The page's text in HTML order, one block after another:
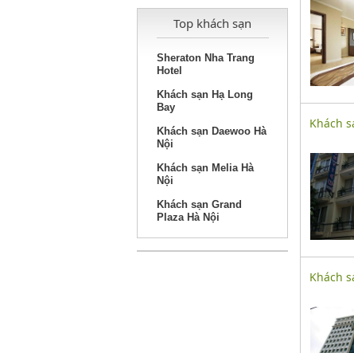
Top khách sạn
Sheraton Nha Trang
Hotel
Khách sạn Hạ Long
Bay
Khách sạn Daewoo Hà
Nội
Khách sạn Melia Hà
Nội
Khách sạn Grand
Plaza Hà Nội
Khách
Khách